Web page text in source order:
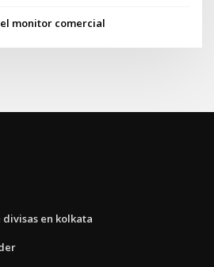
monitor comercial
en kolkata